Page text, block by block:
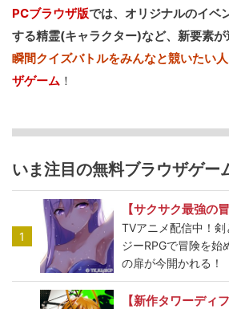
PCブラウザ版では、オリジナルのイベ
する精霊(キャラクター)など、新要素が
瞬間クイズバトルをみんなと競いたい人
ザゲーム ！
いま注目の無料ブラウザゲー
1
【サクサク最強の
TVアニメ配信中！
ジーRPGで冒険を始
の扉が今開かれる！
【新作タワーディ